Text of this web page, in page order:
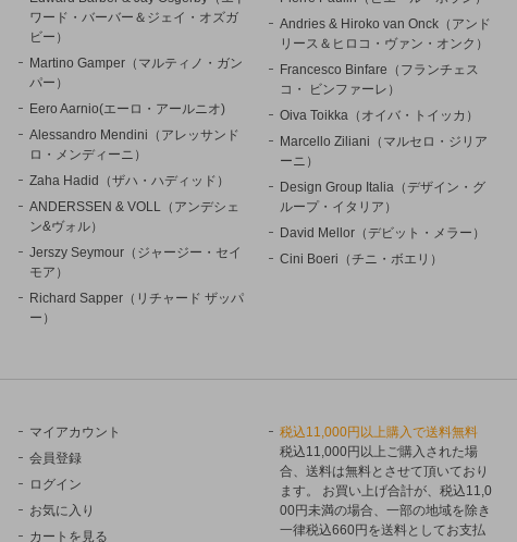
ワード・バーバー＆ジェイ・オズガ
ビー）
Martino Gamper（マルティノ・ガン
パー）
Eero Aarnio(エーロ・アールニオ)
Alessandro Mendini（アレッサンド
ロ・メンディーニ）
Zaha Hadid（ザハ・ハディッド）
ANDERSSEN & VOLL（アンデシェ
ン&ヴォル）
Jerszy Seymour（ジャージー・セイ
モア）
Richard Sapper（リチャード ザッパ
ー）
Andries & Hiroko van Onck（アンド
リース＆ヒロコ・ヴァン・オンク）
Francesco Binfare（フランチェス
コ・ ビンファーレ）
Oiva Toikka（オイバ・トイッカ）
Marcello Ziliani（マルセロ・ジリア
ーニ）
Design Group Italia（デザイン・グ
ループ・イタリア）
David Mellor（デビット・メラー）
Cini Boeri（チニ・ボエリ）
マイアカウント
会員登録
ログイン
お気に入り
カートを見る
税込11,000円以上購入で送料無料
税込11,000円以上ご購入された場
合、送料は無料とさせて頂いており
ます。 お買い上げ合計が、税込11,0
00円未満の場合、一部の地域を除き
一律税込660円を送料としてお支払